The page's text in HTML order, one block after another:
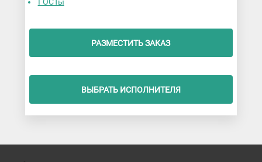
ГОСТы
РАЗМЕСТИТЬ ЗАКАЗ
ВЫБРАТЬ ИСПОЛНИТЕЛЯ